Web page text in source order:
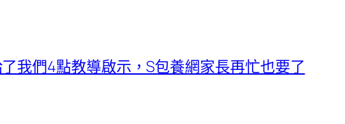
我們4點教導啟示，S包養網家長再忙也要了